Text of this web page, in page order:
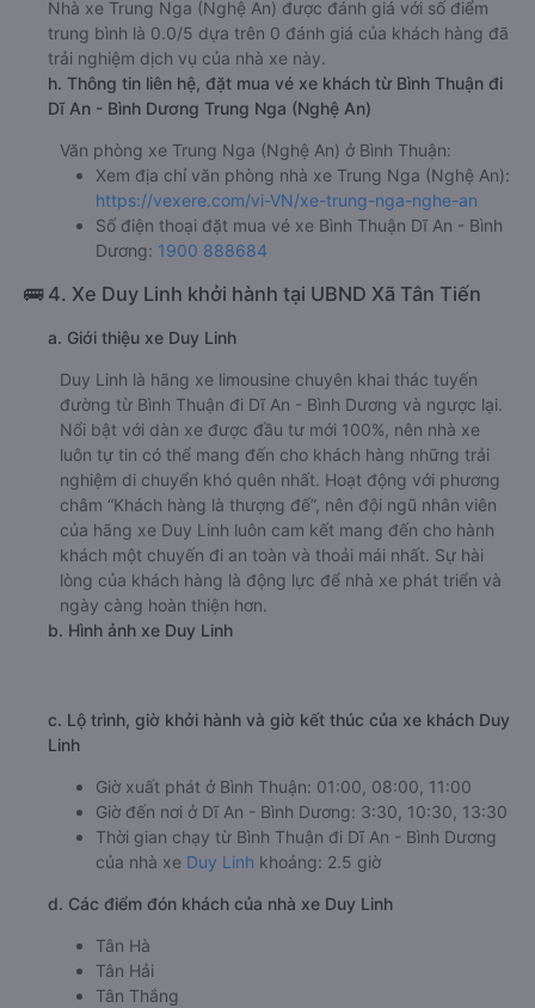
Nhà xe Trung Nga (Nghệ An) được đánh giá với số điểm
trung bình là 0.0/5 dựa trên 0 đánh giá của khách hàng đã
trải nghiệm dịch vụ của nhà xe này.
h. Thông tin liên hệ, đặt mua vé xe khách từ Bình Thuận đi
Dĩ An - Bình Dương Trung Nga (Nghệ An)
Văn phòng xe Trung Nga (Nghệ An) ở Bình Thuận:
Xem địa chỉ văn phòng nhà xe Trung Nga (Nghệ An):
https://vexere.com/vi-VN/xe-trung-nga-nghe-an
Số điện thoại đặt mua vé xe Bình Thuận Dĩ An - Bình
Dương: 1900 888684
🚌 4. Xe Duy Linh khởi hành tại UBND Xã Tân Tiến
a. Giới thiệu xe Duy Linh
Duy Linh là hãng xe limousine chuyên khai thác tuyến
đường từ Bình Thuận đi Dĩ An - Bình Dương và ngược lại.
Nổi bật với dàn xe được đầu tư mới 100%, nên nhà xe
luôn tự tin có thể mang đến cho khách hàng những trải
nghiệm di chuyển khó quên nhất. Hoạt động với phương
châm “Khách hàng là thượng đế”, nên đội ngũ nhân viên
của hãng xe Duy Linh luôn cam kết mang đến cho hành
khách một chuyến đi an toàn và thoải mái nhất. Sự hài
lòng của khách hàng là động lực để nhà xe phát triển và
ngày càng hoàn thiện hơn.
b. Hình ảnh xe Duy Linh
c. Lộ trình, giờ khởi hành và giờ kết thúc của xe khách Duy
Linh
Giờ xuất phát ở Bình Thuận: 01:00, 08:00, 11:00
Giờ đến nơi ở Dĩ An - Bình Dương: 3:30, 10:30, 13:30
Thời gian chạy từ Bình Thuận đi Dĩ An - Bình Dương
của nhà xe Duy Linh khoảng: 2.5 giờ
d. Các điểm đón khách của nhà xe Duy Linh
Tân Hà
Tân Hải
Tân Thắng